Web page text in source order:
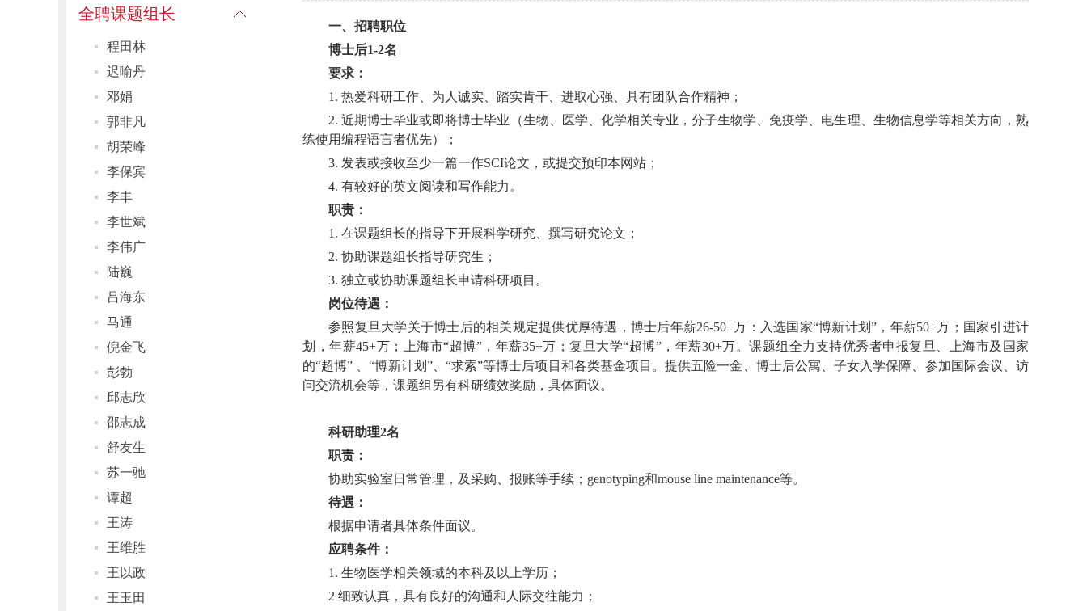
全聘课题组长
程田林
迟喻丹
邓娟
郭非凡
胡荣峰
李保宾
李丰
李世斌
李伟广
陆巍
吕海东
马通
倪金飞
彭勃
邱志欣
邵志成
舒友生
苏一驰
谭超
王涛
王维胜
王以政
王玉田
一、招聘职位
博士后1-2名
要求：
1. 热爱科研工作、为人诚实、踏实肯干、进取心强、具有团队合作精神；
2. 近期博士毕业或即将博士毕业（生物、医学、化学相关专业，分子生物学、免疫学、电生理、生物信息学等相关方向，熟
练使用编程语言者优先）；
3. 发表或接收至少一篇一作SCI论文，或提交预印本网站；
4. 有较好的英文阅读和写作能力。
职责：
1. 在课题组长的指导下开展科学研究、撰写研究论文；
2. 协助课题组长指导研究生；
3. 独立或协助课题组长申请科研项目。
岗位待遇：
参照复旦大学关于博士后的相关规定提供优厚待遇，博士后年薪26-50+万：入选国家“博新计划”，年薪50+万；国家引进计
划，年薪45+万；上海市“超博”，年薪35+万；复旦大学“超博”，年薪30+万。课题组全力支持优秀者申报复旦、上海市及国家
的“超博” 、“博新计划”、“求索”等博士后项目和各类基金项目。提供五险一金、博士后公寓、子女入学保障、参加国际会议、访
问交流机会等，课题组另有科研绩效奖励，具体面议。
科研助理2名
职责：
协助实验室日常管理，及采购、报账等手续；genotyping和mouse line maintenance等。
待遇：
根据申请者具体条件面议。
应聘条件：
1. 生物医学相关领域的本科及以上学历；
2 细致认真，具有良好的沟通和人际交往能力；